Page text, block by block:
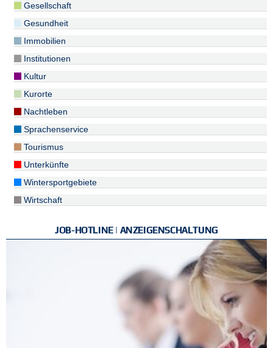
Gesellschaft
Gesundheit
Immobilien
Institutionen
Kultur
Kurorte
Nachtleben
Sprachenservice
Tourismus
Unterkünfte
Wintersportgebiete
Wirtschaft
JOB-HOTLINE | ANZEIGENSCHALTUNG